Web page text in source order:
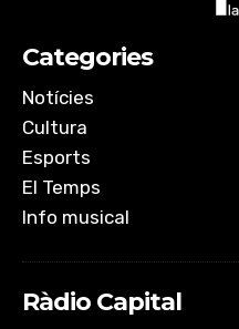
Categories
Notícies
Cultura
Esports
El Temps
Info musical
Ràdio Capital